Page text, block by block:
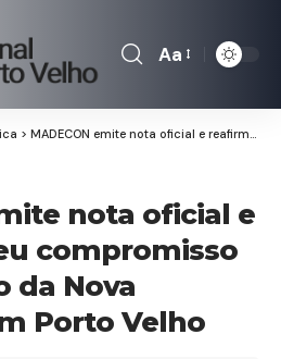
Font
Aa
> MADECON emite nota oficial e reafirma o seu compromisso na conclusão da Nova Rodoviária em Porto Velho
nota oficial e
compromisso
da Nova
Porto Velho